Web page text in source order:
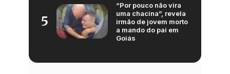
5
“Por pouco não vira
uma chacina”, revela
irmão de jovem morto
a mando do pai em
Goiás